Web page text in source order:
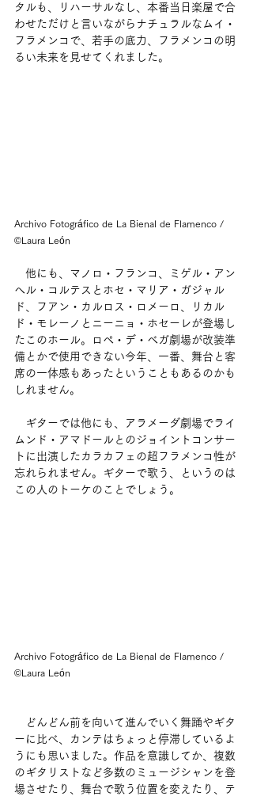
タルも、リハーサルなし、本番当日楽屋で合
わせただけと言いながらナチュラルなムイ・
フラメンコで、若手の底力、フラメンコの明
るい未来を見せてくれました。
Archivo Fotográfico de La Bienal de Flamenco /
©Laura León
他にも、マノロ・フランコ、ミゲル・アン
ヘル・コルテスとホセ・マリア・ガジャル
ド、フアン・カルロス・ロメーロ、リカル
ド・モレーノとニーニョ・ホセーレが登場し
たこのホール。ロペ・デ・ベガ劇場が改装準
備とかで使用できない今年、一番、舞台と客
席の一体感もあったということもあるのかも
しれません。
ギターでは他にも、アラメーダ劇場でライ
ムンド・アマドールとのジョイントコンサー
トに出演したカラカフェの超フラメンコ性が
忘れられません。ギターで歌う、というのは
この人のトーケのことでしょう。
Archivo Fotográfico de La Bienal de Flamenco /
©Laura León
どんどん前を向いて進んでいく舞踊やギタ
ーに比べ、カンテはちょっと停滞しているよ
うにも思いました。作品を意識してか、複数
のギタリストなど多数のミュージシャンを登
場させたり、舞台で歌う位置を変えたり、テ